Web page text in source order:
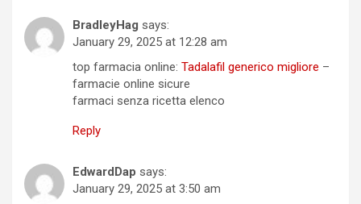
BradleyHag says:
January 29, 2025 at 12:28 am
top farmacia online: Tadalafil generico migliore –
farmacie online sicure
farmaci senza ricetta elenco
Reply
EdwardDap says:
January 29, 2025 at 3:50 am